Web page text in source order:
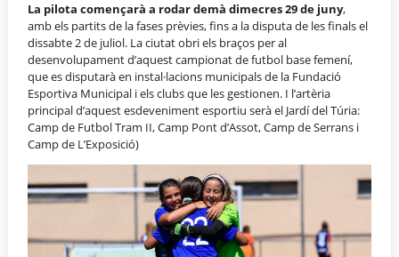
La pilota començarà a rodar demà dimecres 29 de juny,
amb els partits de la fases prèvies, fins a la disputa de les finals el
dissabte 2 de juliol. La ciutat obri els braços per al
desenvolupament d’aquest campionat de futbol base femení,
que es disputarà en instal·lacions municipals de la Fundació
Esportiva Municipal i els clubs que les gestionen. I l’artèria
principal d’aquest esdeveniment esportiu serà el Jardí del Túria:
Camp de Futbol Tram II, Camp Pont d’Assot, Camp de Serrans i
Camp de L’Exposició)